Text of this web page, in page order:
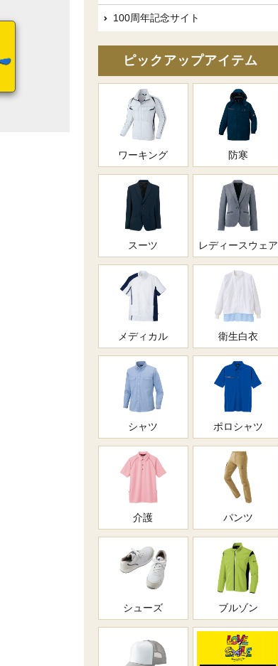
100周年記念サイト
ピックアップアイテム
ワーキング 防寒
スーツ レディースウェア
メディカル 衛生白衣
シャツ ポロシャツ
介護 パンツ
シューズ ブルゾン